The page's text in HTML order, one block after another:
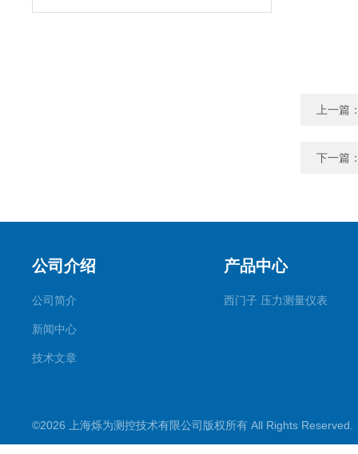
上一篇
下一篇
公司介绍
公司简介
新闻中心
技术文章
产品中心
西门子 压力测量仪表
©2026 上海烁为测控技术有限公司版权所有 All Rights